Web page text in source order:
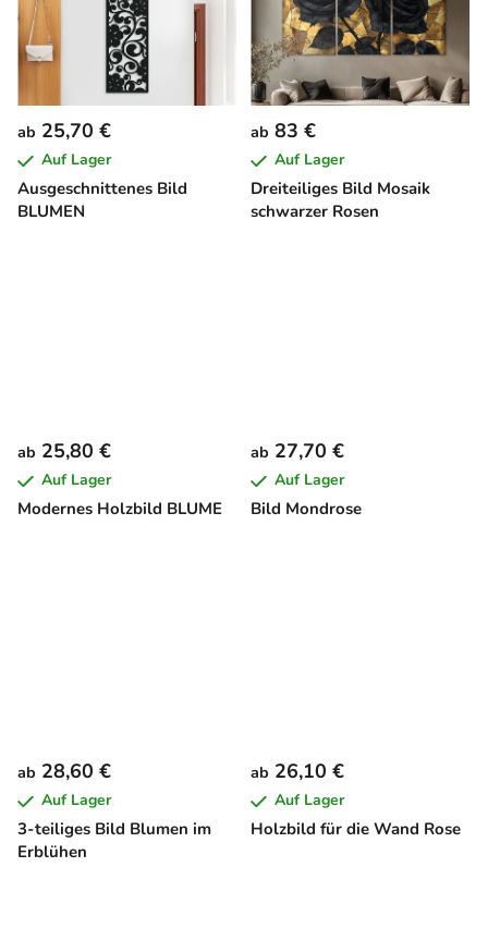
Ausgeschnittenes Bild
BLUMEN
ab 25,70 €
Auf Lager
Dreiteiliges Bild Mosaik
schwarzer Rosen
ab 83 €
Auf Lager
Modernes Holzbild BLUME
ab 25,80 €
Auf Lager
Bild Mondrose
ab 27,70 €
Auf Lager
3-teiliges Bild Blumen im
Erblühen
ab 28,60 €
Auf Lager
Holzbild für die Wand Rose
ab 26,10 €
Auf Lager